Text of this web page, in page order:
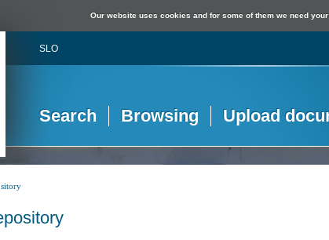
Our website uses cookies and for some of them we need
SLO
Search Browsing Upload